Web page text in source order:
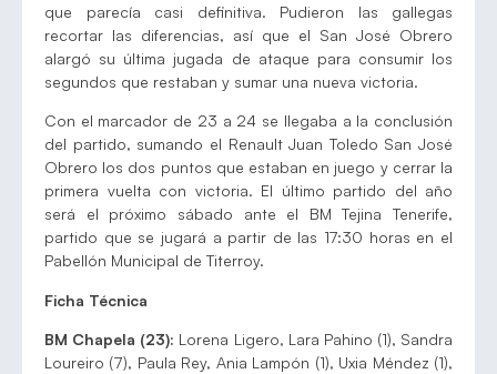
que parecía casi definitiva. Pudieron las gallegas
recortar las diferencias, así que el San José Obrero
alargó su última jugada de ataque para consumir los
segundos que restaban y sumar una nueva victoria.
Con el marcador de 23 a 24 se llegaba a la conclusión
del partido, sumando el Renault Juan Toledo San José
Obrero los dos puntos que estaban en juego y cerrar la
primera vuelta con victoria. El último partido del año
será el próximo sábado ante el BM Tejina Tenerife,
partido que se jugará a partir de las 17:30 horas en el
Pabellón Municipal de Titerroy.
Ficha Técnica
BM Chapela (23): Lorena Ligero, Lara Pahino (1), Sandra
Loureiro (7), Paula Rey, Ania Lampón (1), Uxia Méndez (1),